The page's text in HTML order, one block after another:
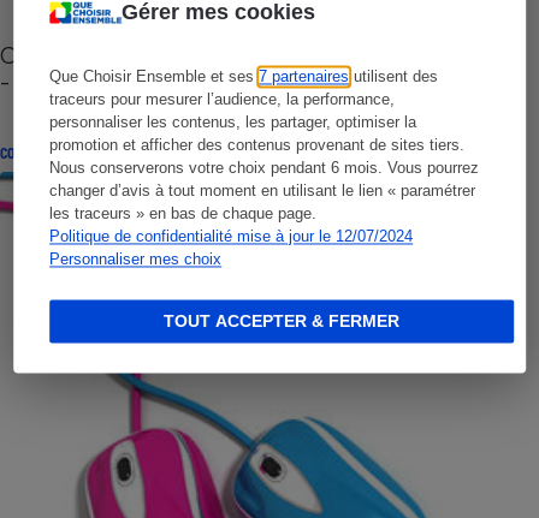
Gérer mes cookies
Que Choisir Ensemble et ses7 partenaires utilisent des
traceurs pour mesurer l’audience, la performance,
personnaliser les contenus, les partager, optimiser la
promotion et afficher des contenus provenant de sites tiers.
Nous conserverons votre choix pendant 6 mois. Vous pourrez
changer d’avis à tout moment en utilisant le lien « paramétrer
les traceurs » en bas de chaque page.
Politique de confidentialité mise à jour le 12/07/2024
Personnaliser mes choix
TOUT ACCEPTER & FERMER
Cafetière à capsules zéro déchet CoffeeB (vidéo)
- Premières impressions
CONSEILS